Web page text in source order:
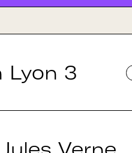
Lyon 3